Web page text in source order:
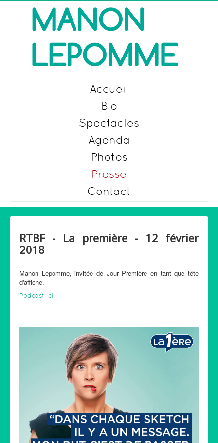
Accueil
Bio
Spectacles
Agenda
Photos
Presse
Contact
RTBF - La première - 12 février
2018
Manon Lepomme, invitée de Jour Première en tant que tête
d'affiche.
Podcast ici